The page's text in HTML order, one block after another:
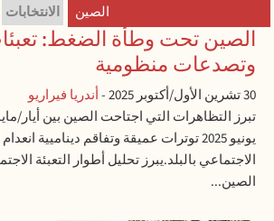
الصين الانتخابات
الصين تحت وطأة الضغط:
وتصدعات منظومية
30 تشرين الأول/أكتوبر 2025 -أندريا فيراريو
تبرز التظاهرات التي اجتاحت الصين بين أيار/
يونيو 2025 توترات عميقة وتفاقم ديناميية
الاجتماعي بالبلد.يبرز تحليل أطوار التعبئة
الصين...